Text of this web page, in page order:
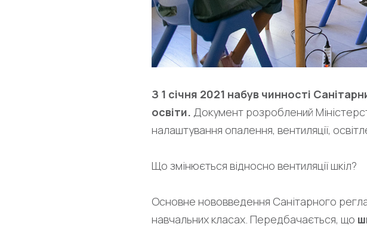
З 1 січня 2021 набув чинності
освіти. Документ розроблений
налаштування опалення, вентиляції,
Що змінюється відносно вентиляції шкіл?
Основне нововведення Санітарного
навчальних класах. Передбачається, що